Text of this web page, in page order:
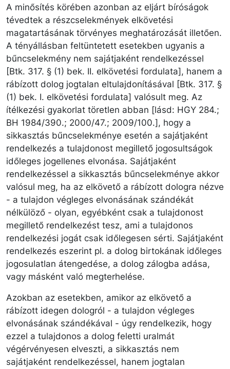
A minősítés körében azonban az eljárt bíróságok
tévedtek a részcselekmények elkövetési
magatartásának törvényes meghatározását illetően.
A tényállásban feltüntetett esetekben ugyanis a
bűncselekmény nem sajátjaként rendelkezéssel
[Btk. 317. § (1) bek. II. elkövetési fordulata], hanem a
rábízott dolog jogtalan eltulajdonításával [Btk. 317. §
(1) bek. I. elkövetési fordulata] valósult meg. Az
ítélkezési gyakorlat töretlen abban [lásd: HGY 284.;
BH 1984/390.; 2000/47.; 2009/100.], hogy a
sikkasztás bűncselekménye esetén a sajátjaként
rendelkezés a tulajdonost megillető jogosultságok
időleges jogellenes elvonása. Sajátjaként
rendelkezéssel a sikkasztás bűncselekménye akkor
valósul meg, ha az elkövető a rábízott dologra nézve
- a tulajdon végleges elvonásának szándékát
nélkülöző - olyan, egyébként csak a tulajdonost
megillető rendelkezést tesz, ami a tulajdonos
rendelkezési jogát csak időlegesen sérti. Sajátjaként
rendelkezés eszerint pl. a dolog birtokának időleges
jogosulatlan átengedése, a dolog zálogba adása,
vagy másként való megterhelése.
Azokban az esetekben, amikor az elkövető a
rábízott idegen dologról - a tulajdon végleges
elvonásának szándékával - úgy rendelkezik, hogy
ezzel a tulajdonos a dolog feletti uralmát
végérvényesen elveszti, a sikkasztás nem
sajátjaként rendelkezéssel, hanem jogtalan